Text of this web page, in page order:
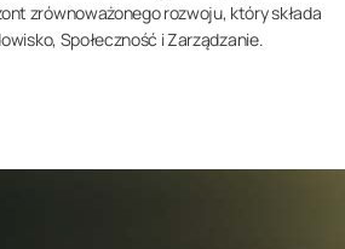
zrównoważonego rozwoju, który składa
Społeczność i Zarządzanie.